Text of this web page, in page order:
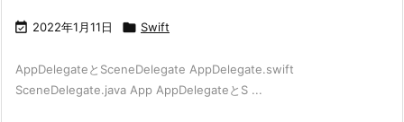
 2022年1月11日  Swift
AppDelegateとSceneDelegate AppDelegate.swift
SceneDelegate.java App AppDelegateとS ...